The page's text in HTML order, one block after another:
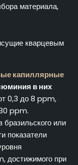
материала,
кварцевым
капиллярные
в них
0,3 до 8 ppm,
ppm.
или
показатели
достижимого при